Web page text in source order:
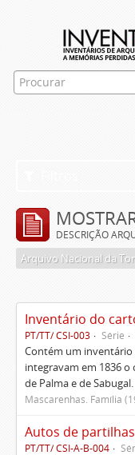
DESCRIÇÃO
Arquivo Nacional da
Inventário do
PT/TT/ CSI-003 Série
Contém um
integravam em 1836 o
de Palma e de Sabugal.
Mascarenhas. Família
Autos de partilhas
PT/TT/ CSI-A-B-004